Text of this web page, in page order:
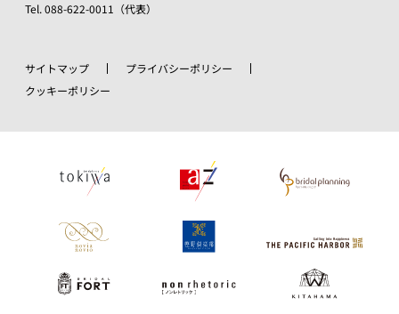
Tel. 088-622-0011（代表）
サイトマップ
プライバシーポリシー
クッキーポリシー